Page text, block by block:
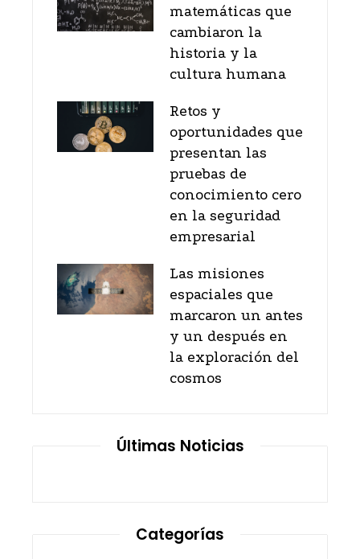
matemáticas que
cambiaron la
historia y la
cultura humana
Retos y
oportunidades que
presentan las
pruebas de
conocimiento cero
en la seguridad
empresarial
Las misiones
espaciales que
marcaron un antes
y un después en
la exploración del
cosmos
Últimas Noticias
Categorías